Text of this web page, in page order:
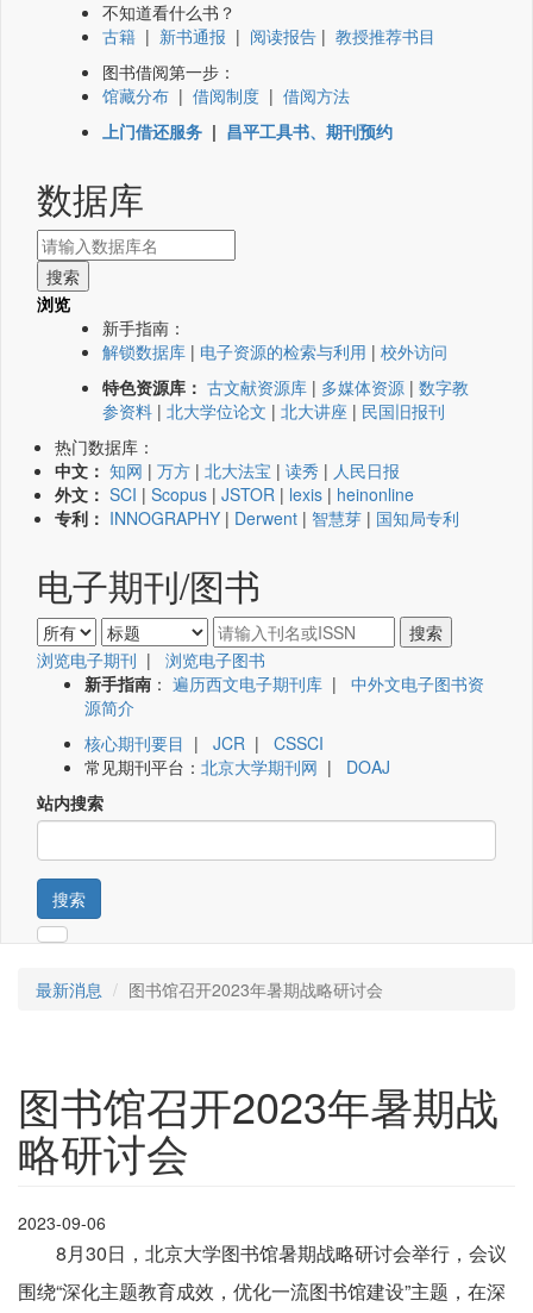
不知道看什么书？
古籍 | 新书通报 | 阅读报告 | 教授推荐书目
图书借阅第一步：
馆藏分布 | 借阅制度 | 借阅方法
上门借还服务 | 昌平工具书、期刊预约
数据库
浏览
新手指南：
解锁数据库 | 电子资源的检索与利用 | 校外访问
特色资源库： 古文献资源库 | 多媒体资源 | 数字教
参资料 | 北大学位论文 | 北大讲座 | 民国旧报刊
热门数据库：
中文： 知网 | 万方 | 北大法宝 | 读秀 | 人民日报
外文： SCI | Scopus | JSTOR | lexis | heinonline
专利： INNOGRAPHY | Derwent | 智慧芽 | 国知局专利
电子期刊/图书
浏览电子期刊 | 浏览电子图书
新手指南 ： 遍历西文电子期刊库 | 中外文电子图书资
源简介
核心期刊要目 | JCR | CSSCI
常见期刊平台： 北京大学期刊网 | DOAJ
站内搜索
搜索
最新消息 图书馆召开2023年暑期战略研讨会
图书馆召开2023年暑期战
略研讨会
2023-09-06
8月30日，北京大学图书馆暑期战略研讨会举行，会议
围绕“深化主题教育成效，优化一流图书馆建设”主题，在深